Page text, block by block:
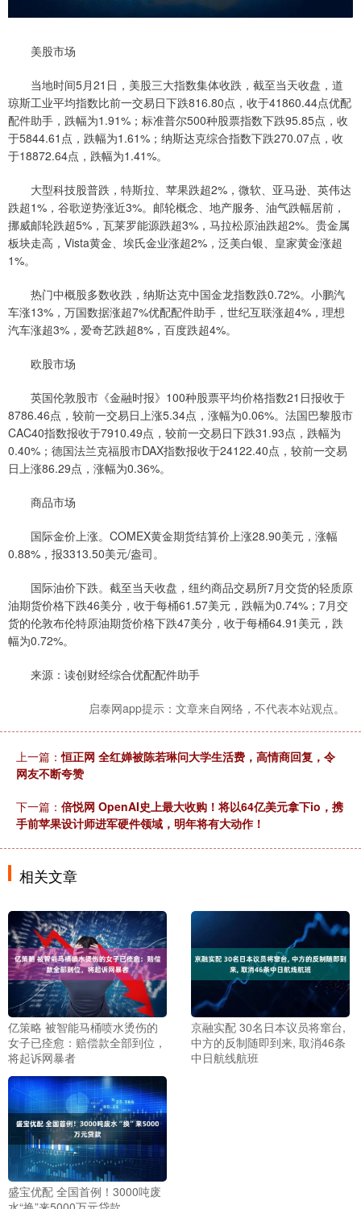
美股市场
当地时间5月21日，美股三大指数集体收跌，截至当天收盘，道
琼斯工业平均指数比前一交易日下跌816.80点，收于41860.44点优配
配件助手，跌幅为1.91%；标准普尔500种股票指数下跌95.85点，收
于5844.61点，跌幅为1.61%；纳斯达克综合指数下跌270.07点，收
于18872.64点，跌幅为1.41%。
大型科技股普跌，特斯拉、苹果跌超2%，微软、亚马逊、英伟达
跌超1%，谷歌逆势涨近3%。邮轮概念、地产服务、油气跌幅居前，
挪威邮轮跌超5%，瓦莱罗能源跌超3%，马拉松原油跌超2%。贵金属
板块走高，Vista黄金、埃氏金业涨超2%，泛美白银、皇家黄金涨超
1%。
热门中概股多数收跌，纳斯达克中国金龙指数跌0.72%。小鹏汽
车涨13%，万国数据涨超7%优配配件助手，世纪互联涨超4%，理想
汽车涨超3%，爱奇艺跌超8%，百度跌超4%。
欧股市场
英国伦敦股市《金融时报》100种股票平均价格指数21日报收于
8786.46点，较前一交易日上涨5.34点，涨幅为0.06%。法国巴黎股市
CAC40指数报收于7910.49点，较前一交易日下跌31.93点，跌幅为
0.40%；德国法兰克福股市DAX指数报收于24122.40点，较前一交易
日上涨86.29点，涨幅为0.36%。
商品市场
国际金价上涨。COMEX黄金期货结算价上涨28.90美元，涨幅
0.88%，报3313.50美元/盎司。
国际油价下跌。截至当天收盘，纽约商品交易所7月交货的轻质原
油期货价格下跌46美分，收于每桶61.57美元，跌幅为0.74%；7月交
货的伦敦布伦特原油期货价格下跌47美分，收于每桶64.91美元，跌
幅为0.72%。
来源：读创财经综合优配配件助手
启泰网app提示：文章来自网络，不代表本站观点。
上一篇：恒正网 全红婵被陈若琳问大学生活费，高情商回复，令
网友不断夸赞
下一篇： 倍悦网 OpenAI史上最大收购！将以64亿美元拿下io，携
手前苹果设计师进军硬件领域，明年将有大动作！
相关文章
亿策略 被智能马桶喷水烫伤的
女子已痊愈：赔偿款全部到位，
将起诉网暴者
京融实配 30名日本议员将窜台,
中方的反制随即到来, 取消46条
中日航线航班
盛宝优配 全国首例！3000吨废